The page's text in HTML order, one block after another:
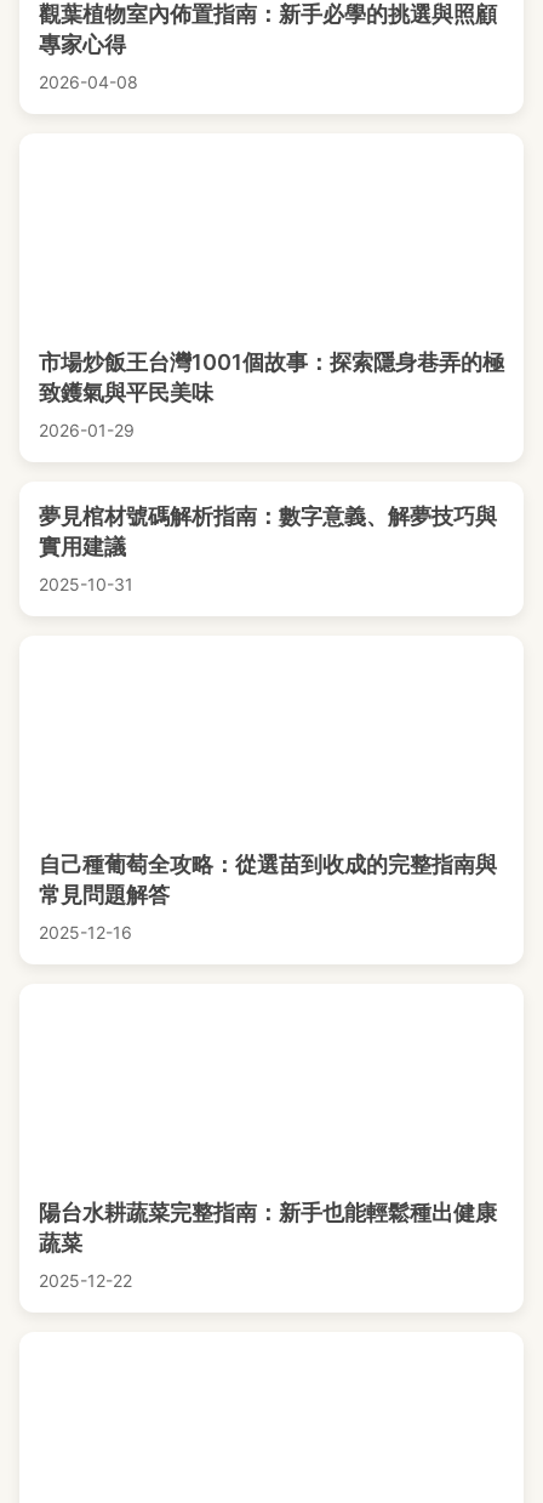
觀葉植物室內佈置指南：新手必學的挑選與照顧
專家心得
2026-04-08
市場炒飯王台灣1001個故事：探索隱身巷弄的極
致鑊氣與平民美味
2026-01-29
夢見棺材號碼解析指南：數字意義、解夢技巧與
實用建議
2025-10-31
自己種葡萄全攻略：從選苗到收成的完整指南與
常見問題解答
2025-12-16
陽台水耕蔬菜完整指南：新手也能輕鬆種出健康
蔬菜
2025-12-22